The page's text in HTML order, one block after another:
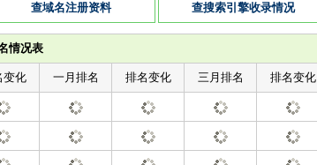
查域名注册资料 查搜索引擎收录情况
情况表
变化 一月排名 排名变化 三月排名 排名变化